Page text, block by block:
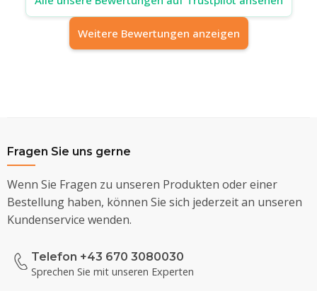
Weitere Bewertungen anzeigen
Fragen Sie uns gerne
Wenn Sie Fragen zu unseren Produkten oder einer
Bestellung haben, können Sie sich jederzeit an unseren
Kundenservice wenden.
Telefon +43 670 3080030
Sprechen Sie mit unseren Experten